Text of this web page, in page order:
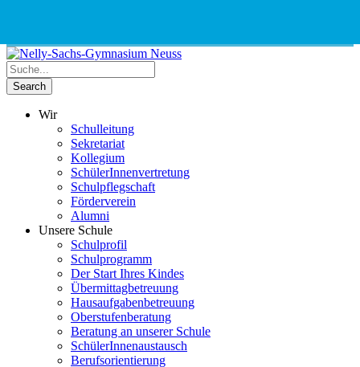
Wir
Schulleitung
Sekretariat
Kollegium
SchülerInnenvertretung
Schulpflegschaft
Förderverein
Alumni
Unsere Schule
Schulprofil
Schulprogramm
Der Start Ihres Kindes
Übermittagbetreuung
Hausaufgabenbetreuung
Oberstufenberatung
Beratung an unserer Schule
SchülerInnenaustausch
Berufsorientierung
Number
for
calling
Address
Maps